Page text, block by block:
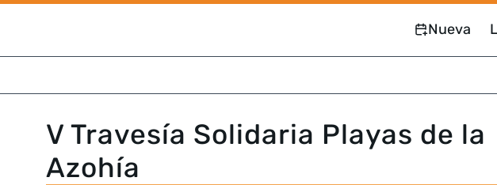
Nueva
V Travesía Solidaria Playas de la
Azohía